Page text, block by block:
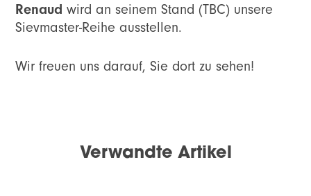
Renaud wird an seinem Stand (TBC) unsere
Sievmaster-Reihe ausstellen.
Wir freuen uns darauf, Sie dort zu sehen!
Verwandte Artikel